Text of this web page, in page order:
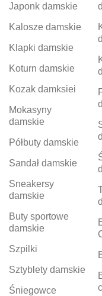
Japonk damskie
Kalosze damskie
Klapki damskie
Koturn damskie
Kozak damksiei
Mokasyny
damskie
Półbuty damskie
Sandał damskie
Sneakersy
damskie
Buty sportowe
damskie
Szpilki
Sztyblety damskie
Śniegowce